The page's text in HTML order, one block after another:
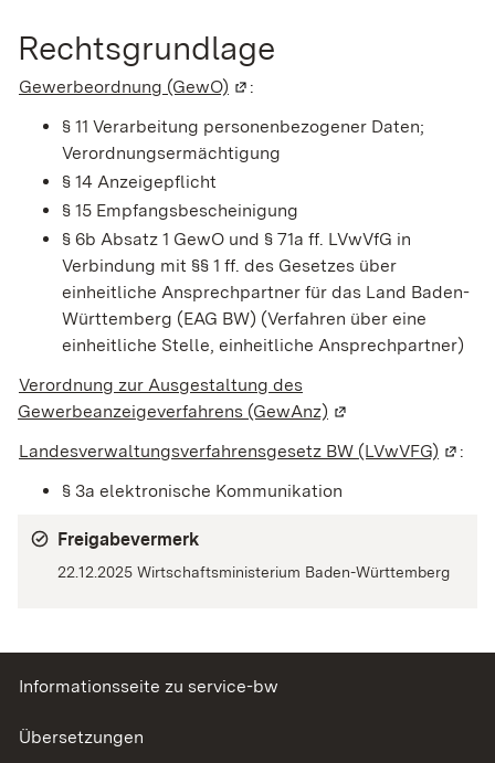
Rechtsgrundlage
Gewerbeordnung (GewO) (Wird in einem neuen Fenster
:
§ 11 Verarbeitung personenbezogener Daten;
Verordnungsermächtigung
§ 14 Anzeigepflicht
§ 15 Empfangsbescheinigung
§ 6b Absatz 1 GewO und § 71a ff. LVwVfG in
Verbindung mit §§ 1 ff. des Gesetzes über
einheitliche Ansprechpartner für das Land Baden-
Württemberg (EAG BW) (Verfahren über eine
einheitliche Stelle, einheitliche Ansprechpartner)
Verordnung zur Ausgestaltung des
Gewerbeanzeigeverfahrens (GewAnz) (Wird in einem
Landesverwaltungsverfahrensgesetz BW (LVwVFG) (Wird
:
§ 3a elektronische Kommunikation
Freigabevermerk
22.12.2025 Wirtschaftsministerium Baden-Württemberg
Informationsseite zu service-bw
Übersetzungen